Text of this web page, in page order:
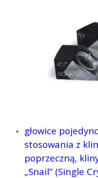
głowice
stosowania z
poprzeczną,
„Snail” (Single